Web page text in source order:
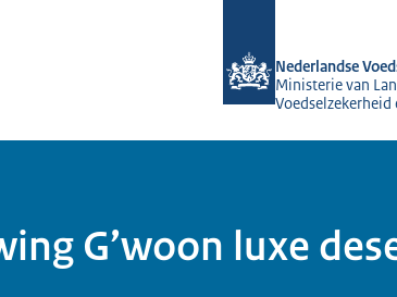
Nederlandse
Ministerie van
Voedselzekerheid
G’woon luxe